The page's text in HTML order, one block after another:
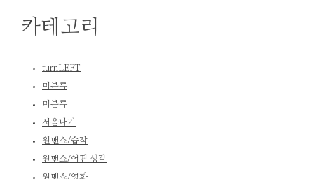
카테고리
turnLEFT
미분류
미분류
서울나기
원맨쇼/습작
원맨쇼/어떤 생각
원맨쇼/영화